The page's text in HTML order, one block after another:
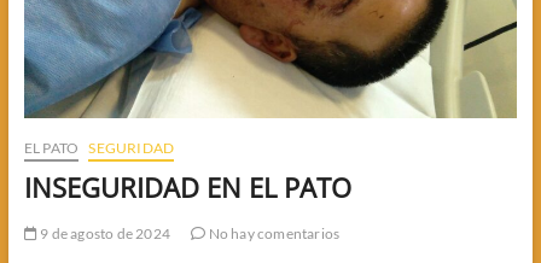
EL PATO SEGURIDAD
INSEGURIDAD EN EL PATO
9 de agosto de 2024 No hay comentarios